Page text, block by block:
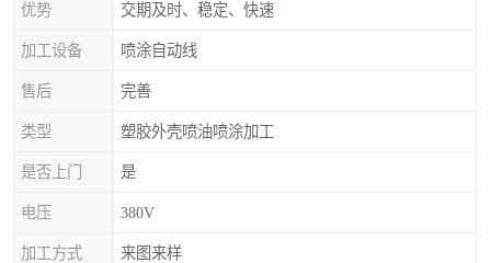
优势 交期及时、稳定、快速
加工设备 喷涂自动线
售后 完善
类型 塑胶外壳喷油喷涂加工
是否上门 是
电压 380V
加工方式 来图来样